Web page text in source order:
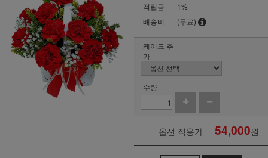
적립금
1%
배송비
(무료)
케이크 추
가
수량
옵션 적용가 54,000원